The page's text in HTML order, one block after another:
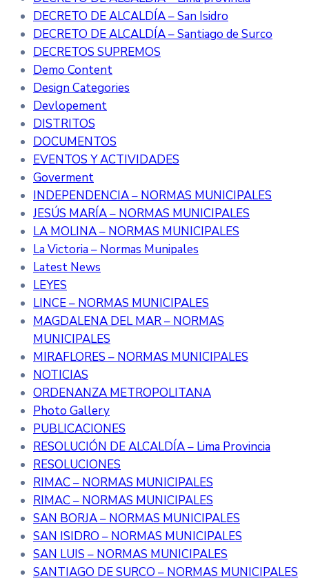
DECRETO DE ALCALDÍA – San Isidro
DECRETO DE ALCALDÍA – Santiago de Surco
DECRETOS SUPREMOS
Demo Content
Design Categories
Devlopement
DISTRITOS
DOCUMENTOS
EVENTOS Y ACTIVIDADES
Goverment
INDEPENDENCIA – NORMAS MUNICIPALES
JESÚS MARÍA – NORMAS MUNICIPALES
LA MOLINA – NORMAS MUNICIPALES
La Victoria – Normas Munipales
Latest News
LEYES
LINCE – NORMAS MUNICIPALES
MAGDALENA DEL MAR – NORMAS
MUNICIPALES
MIRAFLORES – NORMAS MUNICIPALES
NOTICIAS
ORDENANZA METROPOLITANA
Photo Gallery
PUBLICACIONES
RESOLUCIÓN DE ALCALDÍA – Lima Provincia
RESOLUCIONES
RIMAC – NORMAS MUNICIPALES
RIMAC – NORMAS MUNICIPALES
SAN BORJA – NORMAS MUNICIPALES
SAN ISIDRO – NORMAS MUNICIPALES
SAN LUIS – NORMAS MUNICIPALES
SANTIAGO DE SURCO – NORMAS MUNICIPALES